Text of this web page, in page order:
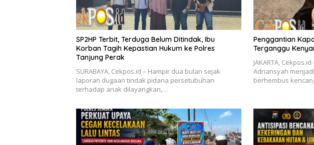
SP2HP Terbit, Terduga Belum Ditindak, Ibu
Korban Tagih Kepastian Hukum ke Polres
Tanjung Perak
SURABAYA, Cekpos.id – Hampir dua bulan sejak
laporan dugaan tindak pidana persetubuhan
terhadap anak dilayangkan,…
Penggantian
Terganggu
JAKARTA,
Adriansyah
berhembus